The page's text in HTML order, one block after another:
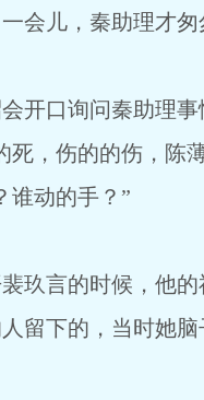
会儿，秦助理才
开口询问秦助理事
死，伤的的伤，陈
谁动的手？”
玖言的时候，他的
留下的，当时她